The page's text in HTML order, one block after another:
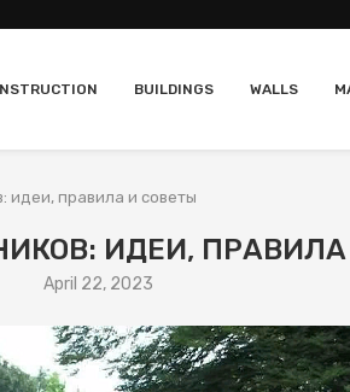
BUILDINGS WALLS
идеи, правила и советы
ИДЕИ,
April 22, 2023